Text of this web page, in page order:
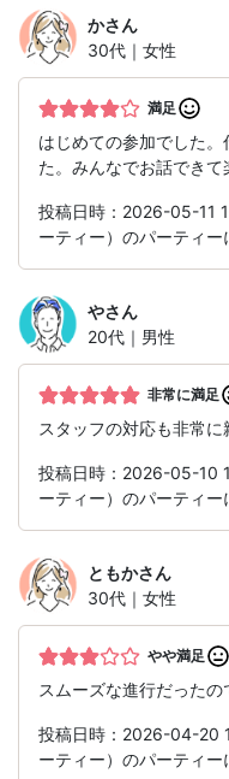
かさん
30代｜女性
満足
はじめての参加でした
た。みんなでお話できて
投稿日時：2026-05-11
ーティー）のパーティー
やさん
20代｜男性
非常に満足
スタッフの対応も非常
投稿日時：2026-05-10
ーティー）のパーティー
ともかさん
30代｜女性
やや満足
スムーズな進行だったの
投稿日時：2026-04-20
ーティー）のパーティー